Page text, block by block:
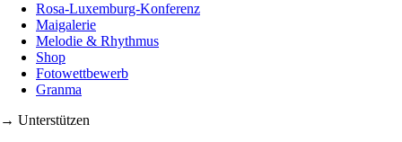
Rosa-Luxemburg-Konferenz
Maigalerie
Melodie & Rhythmus
Shop
Fotowettbewerb
Granma
→ Unterstützen